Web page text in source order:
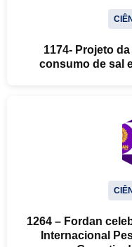
1174- Projeto
consumo de sal
1264 – Fordan
Internacional